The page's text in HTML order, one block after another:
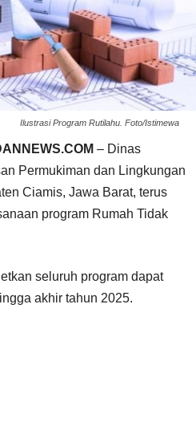
Ilustrasi Program Rutilahu. Foto/Istimewa
– Dinas
Permukiman dan Lingkungan
Ciamis, Jawa Barat, terus
program Rumah Tidak
seluruh program dapat
akhir tahun 2025.